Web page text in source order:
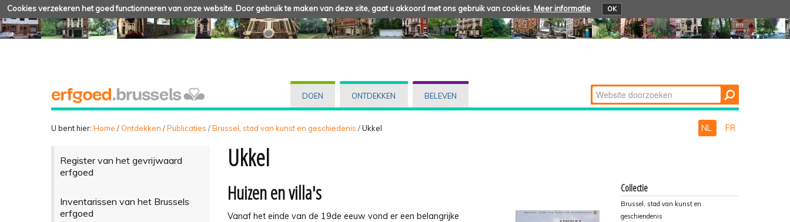
Cookies verzekeren het goed functionneren van onze website. Door gebruik te maken van deze site, gaat u akkoord met ons gebruik van cookies. Meer informatie OK
DOEN ONTDEKKEN BELEVEN Zoek
Geavanceerd
U bent hier: Home / Ontdekken /Publicaties /Brussel, stad van kunst en geschiedenis /Ukkel NL FR
Register van het gevrijwaard
erfgoed
Inventarissen van het Brussels
erfgoed
Ukkel
Huizen en villa's
Vanaf het einde van de 19de eeuw vond er een belangrijke
Collectie
Brussel, stad van kunst en
geschiendenis